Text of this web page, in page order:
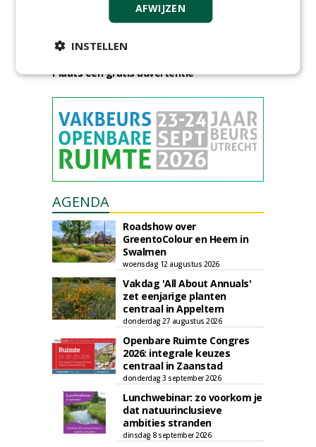
GREEN OUTLET
Iedereen kan gratis kleine advertenties
plaatsen via zijn eigen account.
Plaats een gratis advertentie
AGENDA
Roadshow over
GreentoColour en Heem in
Swalmen
woensdag 12 augustus 2026
Vakdag 'All About Annuals'
zet eenjarige planten
centraal in Appeltern
donderdag 27 augustus 2026
Openbare Ruimte Congres
2026: integrale keuzes
centraal in Zaanstad
donderdag 3 september 2026
Lunchwebinar: zo voorkom je
dat natuurinclusieve
ambities stranden
dinsdag 8 september 2026
AFWIJZEN
INSTELLEN